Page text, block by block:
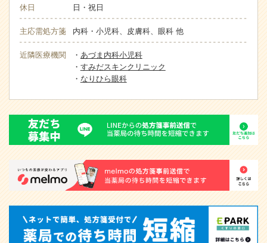
休日 日・祝日
主応需処方箋 内科・小児科、皮膚科、眼科 他
近隣医療機関 ・ あづま内科小児科
・ すみだスキンクリニック
・ なりひら眼科